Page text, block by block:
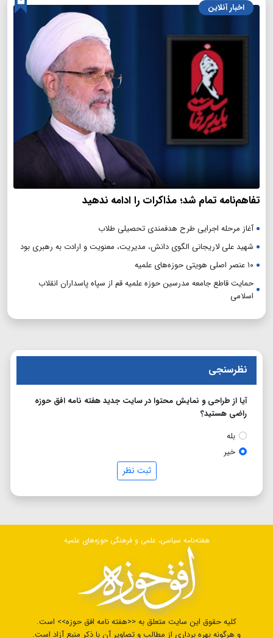
اخبار آنلاین
تفاهم‌نامه تمام شد؛ مذاکرات را ادامه ندهید
آغاز مرحله اجرایی طرح هدفمندی تحصیلی طلاب
شهید علی لاریجانی الگوی دانش، مدیریت، معنویت و ارادت به رهبری بود
۱۰ عنصر اصلی هویتی حوزه‌های علمیه
حمایت قاطع جامعه مدرسین حوزه علمیه قم از سپاه پاسداران انقلاب
اسلامی
نظرسنجی
آیا از طراحی و نمایش محتوا در سایت جدید هفته نامه افق حوزه
راضی هستید؟
بله
خیر
ثبت نظر
هفته‌نامه سیاسی، علمی و فرهنگی حوزه‌های علمیه
کلیه حقوق این سایت متعلق به <<هفته نامه افق حوزه>> است.
و هرگونه بهره برداری از مطالب و تصاویر آن با ذکر منبع آزاد است.